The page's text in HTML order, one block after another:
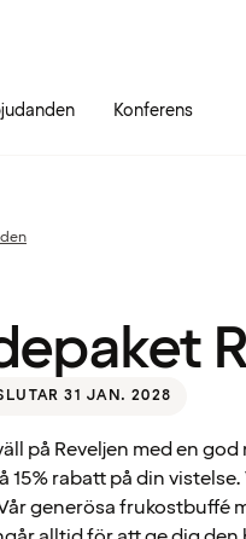
Konferens
31 JAN. 2028
på Reveljen med en
rabatt på din
generösa frukostbuffé